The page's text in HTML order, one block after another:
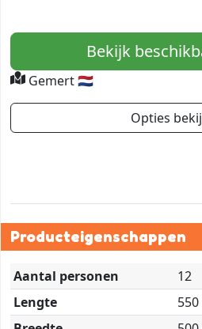
Bekijk
Gemert 🇳🇱
Opties
Producteigenschappen
Aantal personen
12
Lengte